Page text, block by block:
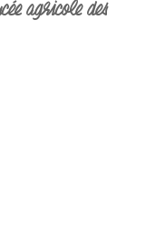
agricole des